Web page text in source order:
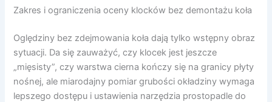
Zakres i ograniczenia oceny klocków bez demontażu koła
Oględziny bez zdejmowania koła dają tylko wstępny obraz
sytuacji. Da się zauważyć, czy klocek jest jeszcze
„mięsisty”, czy warstwa cierna kończy się na granicy płyty
nośnej, ale miarodajny pomiar grubości okładziny wymaga
lepszego dostępu i ustawienia narzędzia prostopadle do